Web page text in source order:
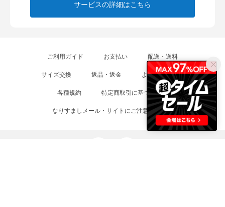
サービスの詳細はこちら
ご利用ガイド お支払い 配送・送料
サイズ交換 返品・返金 よくあるご質問
各種規約 特定商取引に基づく表示
なりすましメール・サイトにご注意ください